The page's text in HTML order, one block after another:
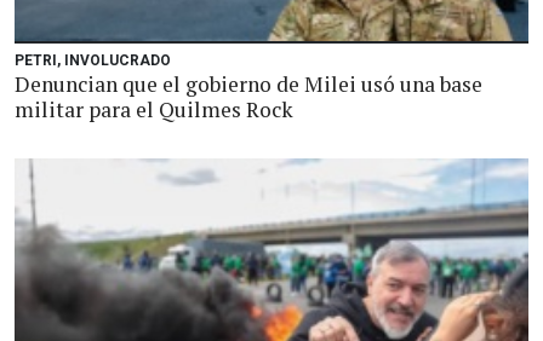
PETRI, INVOLUCRADO
Denuncian que el gobierno de Milei usó una base
militar para el Quilmes Rock